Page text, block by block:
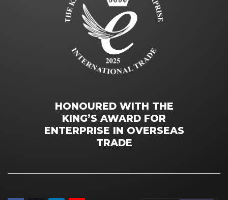
HONOURED WITH THE
KING’S AWARD FOR
ENTERPRISE IN OVERSEAS
TRADE